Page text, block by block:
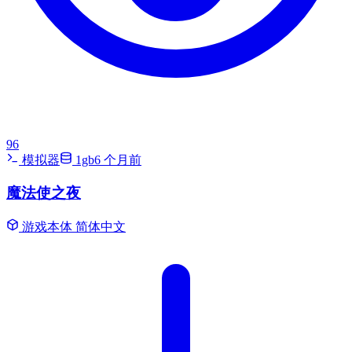
96
模拟器
1gb6 个月前
魔法使之夜
游戏本体 简体中文